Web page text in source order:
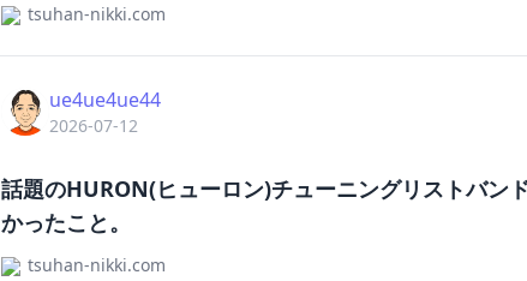
tsuhan-nikki.com
ue4ue4ue44
2026-07-12
話題のHURON(ヒューロン)チューニングリストバン
かったこと。
tsuhan-nikki.com